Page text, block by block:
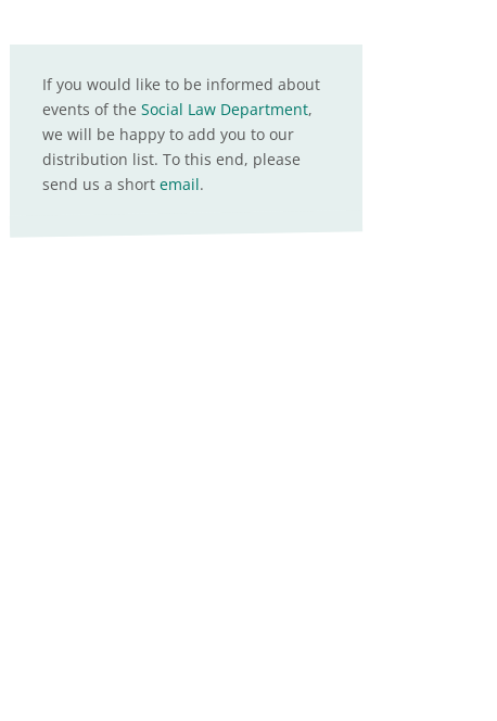
If you would like to be informed about
events of the Social Law Department,
we will be happy to add you to our
distribution list. To this end, please
send us a short email.